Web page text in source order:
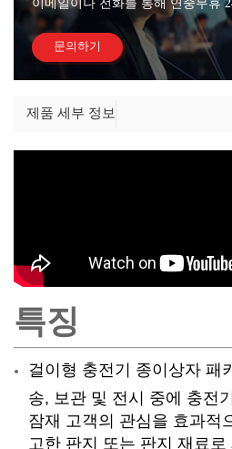
이메일이나 전화를 통해 연중무휴
문의하기
제품 세부 정보
특징
걸이형 충전기 종이상자 패
송, 보관 및 전시 중에 충전
잠재 고객의 관심을 효과적
고한 판지 또는 판지 재료로